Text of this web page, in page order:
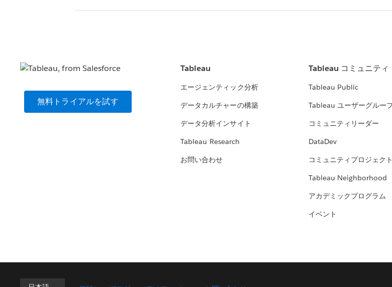
無料トライアルを試す
Tableau
エージェンティック分析
データカルチャーの構築
データ分析インサイト
Tableau Research
お問い合わせ
Tableau コミュニティ
Tableau Public
Tableau ユーザーグルー
コミュニティリーダー
DataDev
コミュニティプロジェクト
Tableau Neighborhood
アカデミックプログラム
イベント